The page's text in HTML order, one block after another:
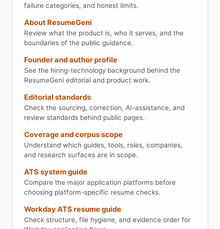
failure categories, and honest limits.
About ResumeGeni
Review what the product is, who it serves, and the
boundaries of the public guidance.
Founder and author profile
See the hiring-technology background behind the
ResumeGeni editorial and product work.
Editorial standards
Check the sourcing, correction, AI-assistance, and
review standards behind public pages.
Coverage and corpus scope
Understand which guides, tools, roles, companies,
and research surfaces are in scope.
ATS system guide
Compare the major application platforms before
choosing platform-specific resume checks.
Workday ATS resume guide
Check structure, file hygiene, and evidence order for